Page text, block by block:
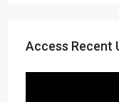
Access Recent